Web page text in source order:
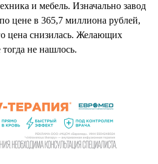
и мебель. Изначально завод
цене в 365,7 миллиона рублей,
цена снизилась. Желающих
не нашлось.